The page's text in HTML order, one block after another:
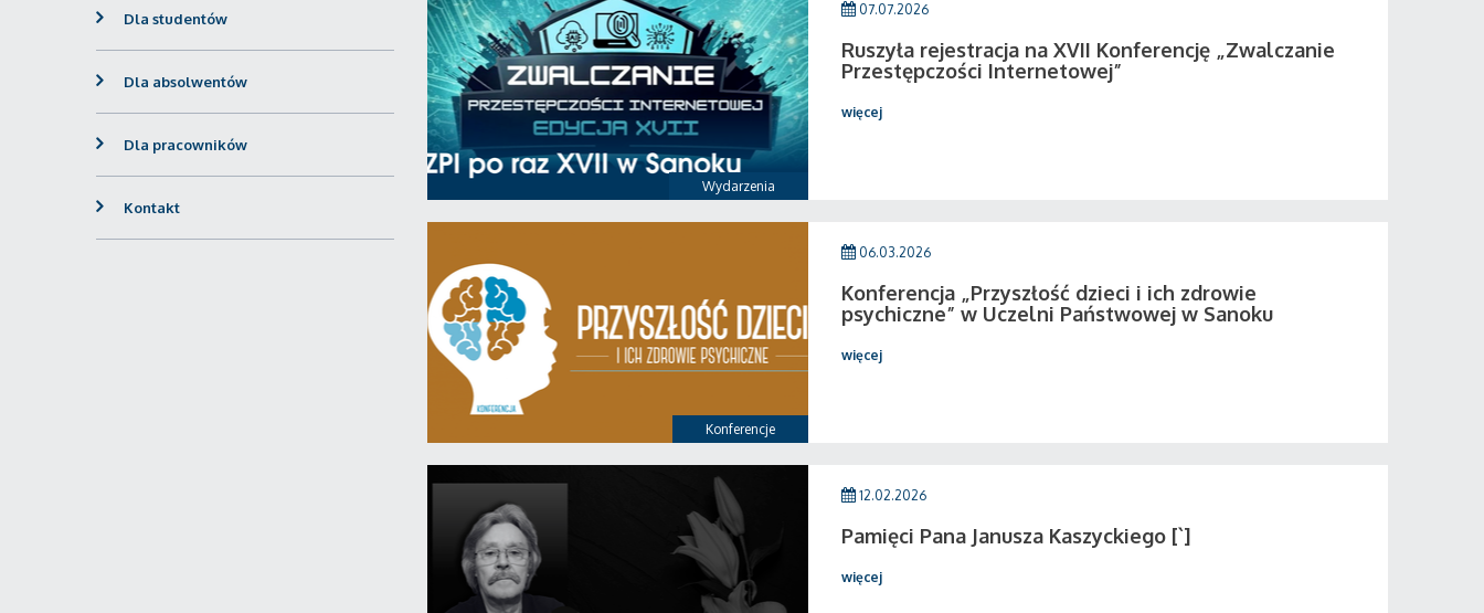
Wydarzenia
07.07.2026
Ruszyła rejestracja na XVII Konferencję „Zwalczanie
Przestępczości Internetowej”
więcej
Konferencje
06.03.2026
Konferencja „Przyszłość dzieci i ich zdrowie
psychiczne” w Uczelni Państwowej w Sanoku
więcej
12.02.2026
Pamięci Pana Janusza Kaszyckiego [`]
więcej
Dla studentów
Dla absolwentów
Dla pracowników
Kontakt